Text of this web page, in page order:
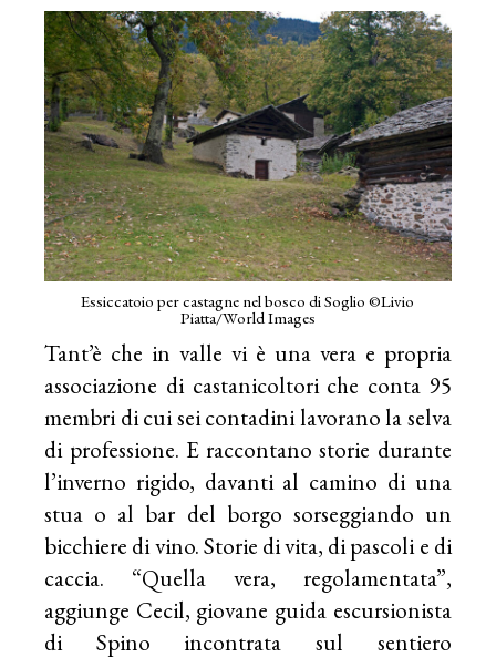
Essiccatoio per castagne nel bosco di Soglio ©Livio
Piatta/World Images
Tant’è che in valle vi è una vera e propria
associazione di castanicoltori che conta 95
membri di cui sei contadini lavorano la selva
di professione. E raccontano storie durante
l’inverno rigido, davanti al camino di una
stua o al bar del borgo sorseggiando un
bicchiere di vino. Storie di vita, di pascoli e di
caccia. “Quella vera, regolamentata”,
aggiunge Cecil, giovane guida escursionista
di Spino incontrata sul sentiero